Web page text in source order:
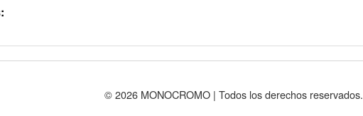
© 2026 MONOCROMO | Todos los derechos reservados.